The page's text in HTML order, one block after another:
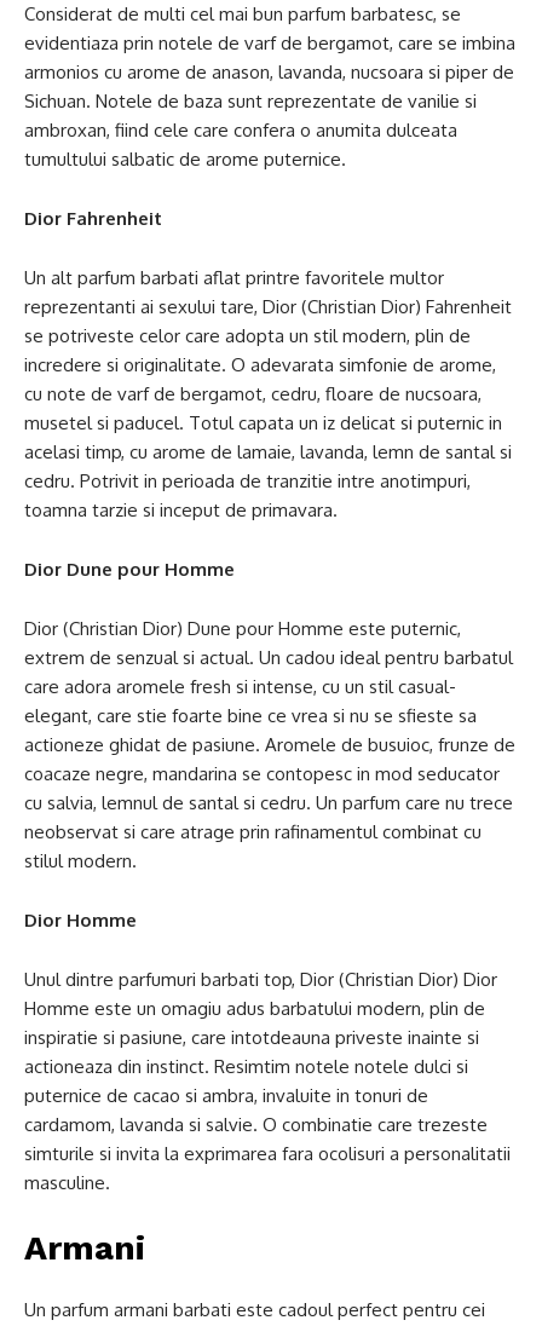
Considerat de multi cel mai bun parfum barbatesc, se
evidentiaza prin notele de varf de bergamot, care se imbina
armonios cu arome de anason, lavanda, nucsoara si piper de
Sichuan. Notele de baza sunt reprezentate de vanilie si
ambroxan, fiind cele care confera o anumita dulceata
tumultului salbatic de arome puternice.
Dior Fahrenheit
Un alt parfum barbati aflat printre favoritele multor
reprezentanti ai sexului tare, Dior (Christian Dior) Fahrenheit
se potriveste celor care adopta un stil modern, plin de
incredere si originalitate. O adevarata simfonie de arome,
cu note de varf de bergamot, cedru, floare de nucsoara,
musetel si paducel. Totul capata un iz delicat si puternic in
acelasi timp, cu arome de lamaie, lavanda, lemn de santal si
cedru. Potrivit in perioada de tranzitie intre anotimpuri,
toamna tarzie si inceput de primavara.
Dior Dune pour Homme
Dior (Christian Dior) Dune pour Homme este puternic,
extrem de senzual si actual. Un cadou ideal pentru barbatul
care adora aromele fresh si intense, cu un stil casual-
elegant, care stie foarte bine ce vrea si nu se sfieste sa
actioneze ghidat de pasiune. Aromele de busuioc, frunze de
coacaze negre, mandarina se contopesc in mod seducator
cu salvia, lemnul de santal si cedru. Un parfum care nu trece
neobservat si care atrage prin rafinamentul combinat cu
stilul modern.
Dior Homme
Unul dintre parfumuri barbati top, Dior (Christian Dior) Dior
Homme este un omagiu adus barbatului modern, plin de
inspiratie si pasiune, care intotdeauna priveste inainte si
actioneaza din instinct. Resimtim notele notele dulci si
puternice de cacao si ambra, invaluite in tonuri de
cardamom, lavanda si salvie. O combinatie care trezeste
simturile si invita la exprimarea fara ocolisuri a personalitatii
masculine.
Armani
Un parfum armani barbati este cadoul perfect pentru cei